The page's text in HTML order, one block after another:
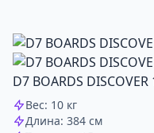
D7 BOARDS
Вес: 10 кг
Длина: 384 см